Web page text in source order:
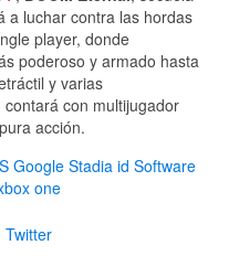
a luchar contra las hordas
player, donde
poderoso y armado hasta
y varias
con multijugador
acción.
Google Stadia id Software
one
Twitter